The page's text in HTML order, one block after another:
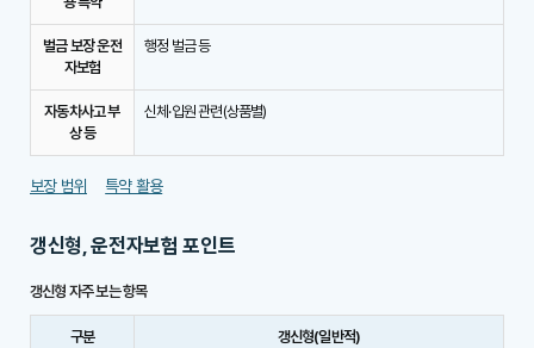
벌금 보장 운전
자보험
행정 벌금 등
자동차사고 부
상 등
신체·입원 관련(상품별)
보장 범위 특약 활용
갱신형, 운전자보험 포인트
갱신형 자주 보는 항목
구분 갱신형(일반적)